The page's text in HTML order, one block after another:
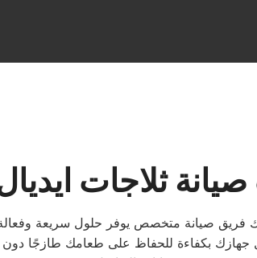
ثلاجات
فريق صيانة متخصص يوفر حلول سريعة